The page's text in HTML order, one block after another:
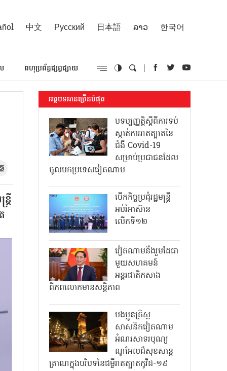
中文 Русский 日本語 ລາວ 한국어
ពហុប្រព័ន្ធផ្សព្វផ្សាយ
រី
អត្ថបទអានច្រើនបំផុត
បទប្បញ្ញត្តិស្តីពីការទប់
ស្កាត់ការរាតត្បាតនៃ
ជំងឺ Covid-19
សម្រាប់ប្រជាជនដែល
ចូលមកប្រទេសវៀតណាម
បើកកិច្ចប្រជុំរដ្ឋមន្ត្រី
អប់រំអាស៊ាន
លើកទី១២
វៀតណាមនឹងរួមដៃជា
មួយសហគមន៍
អន្តរជាតិកសាង
ពិភពលោកមានសន្តិភាព
បងប្អូនគ្រិស្ត
សាសនិកវៀតណាម
អំណរសាទរបុណ្យ
ណូអែលដ៏សុខសាន្ត
ត្រាណក្នុងបរិបទនៃជម្ងឺរាតត្បាតកូវីដ-១៩